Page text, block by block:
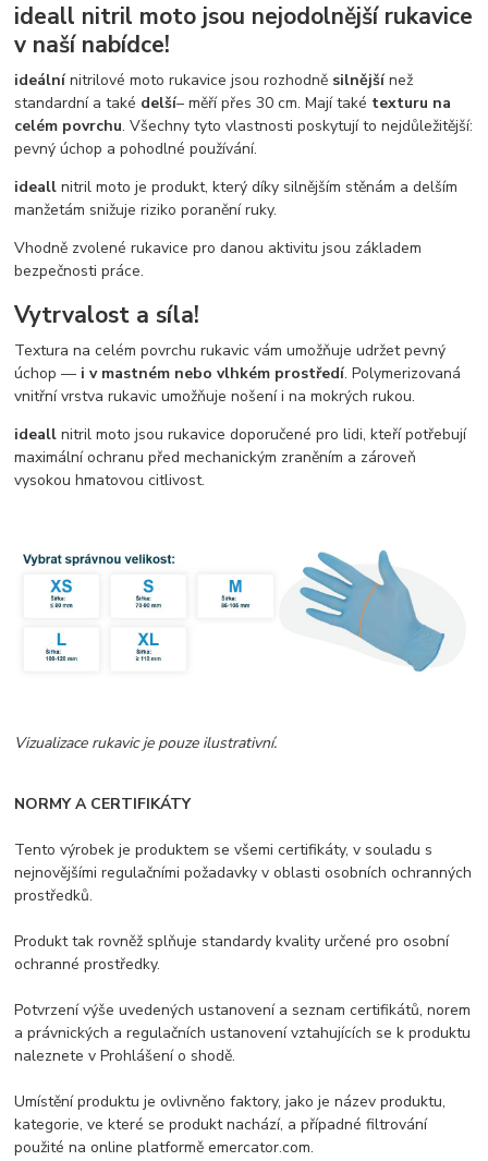
ideall nitril moto jsou nejodolnější rukavice
v naší nabídce!
ideálnínitrilové moto rukavice jsou rozhodně silnějšínež
standardní a také delší– měří přes 30 cm. Mají také texturu na
celém povrchu. Všechny tyto vlastnosti poskytují to nejdůležitější:
pevný úchop a pohodlné používání.
ideall nitril moto je produkt, který díky silnějším stěnám a delším
manžetám snižuje riziko poranění ruky.
Vhodně zvolené rukavice pro danou aktivitu jsou základem
bezpečnosti práce.
Vytrvalost a síla!
Textura na celém povrchu rukavic vám umožňuje udržet pevný
úchop — i v mastném nebo vlhkém prostředí. Polymerizovaná
vnitřní vrstva rukavic umožňuje nošení i na mokrých rukou.
ideall nitril moto jsou rukavice doporučené pro lidi, kteří potřebují
maximální ochranu před mechanickým zraněním a zároveň
vysokou hmatovou citlivost.
Vizualizace rukavic je pouze ilustrativní.
NORMY A CERTIFIKÁTY
Tento výrobek je produktem se všemi certifikáty, v souladu s
nejnovějšími regulačními požadavky v oblasti osobních ochranných
prostředků.
Produkt tak rovněž splňuje standardy kvality určené pro osobní
ochranné prostředky.
Potvrzení výše uvedených ustanovení a seznam certifikátů, norem
a právnických a regulačních ustanovení vztahujících se k produktu
naleznete v Prohlášení o shodě.
Umístění produktu je ovlivněno faktory, jako je název produktu,
kategorie, ve které se produkt nachází, a případné filtrování
použité na online platformě emercator.com.